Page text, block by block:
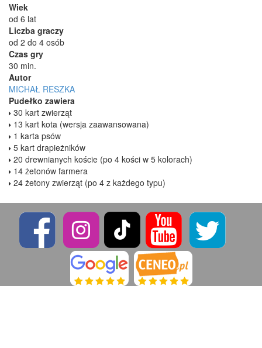
Wiek
od 6 lat
Liczba graczy
od 2 do 4 osób
Czas gry
30 min.
Autor
MICHAŁ RESZKA
Pudełko zawiera
30 kart zwierząt
13 kart kota (wersja zaawansowana)
1 karta psów
5 kart drapieżników
20 drewnianych koście (po 4 kości w 5 kolorach)
14 żetonów farmera
24 żetony zwierząt (po 4 z każdego typu)